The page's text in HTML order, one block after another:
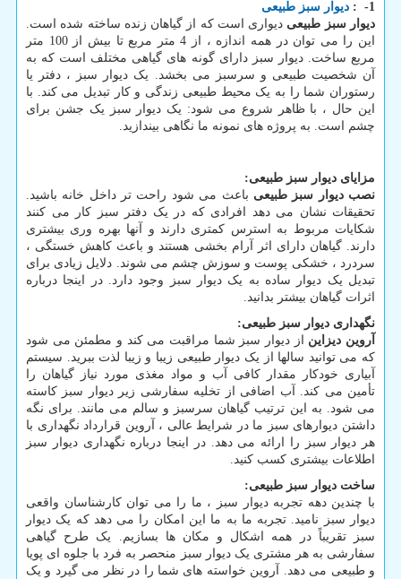
1
- دیوار سبز طبیعی :
دیوار سبز طبیعی دیواری است که از گیاهان زنده ساخته شده است.
این را می توان در همه اندازه ، از 4 متر مربع تا بیش از 100 متر
مربع ساخت. دیوار سبز دارای گونه های گیاهی مختلف است که به
آن شخصیت طبیعی و سرسبز می بخشد. یک دیوار سبز ، دفتر یا
رستوران شما را به یک محیط طبیعی زندگی و کار تبدیل می کند. با
این حال ، با ظاهر شروع می شود: یک دیوار سبز یک جشن برای
چشم است. به پروژه های نمونه ما نگاهی بیندازید.
مزایای دیوار سبز طبیعی:
نصب دیوار سبز طبیعی باعث می شود راحت تر داخل خانه باشید.
تحقیقات نشان می دهد افرادی که در یک دفتر سبز کار می کنند
شکایات مربوط به استرس کمتری دارند و آنها بهره وری بیشتری
دارند. گیاهان دارای اثر آرام بخشی هستند و باعث کاهش خستگی ،
سردرد ، خشکی پوست و سوزش چشم می شوند. دلایل زیادی برای
تبدیل یک دیوار ساده به یک دیوار سبز وجود دارد. در اینجا درباره
اثرات گیاهان بیشتر بدانید.
نگهداری دیوار سبز طبیعی:
آروین دیزاین از دیوار سبز شما مراقبت می کند و مطمئن می شود
که می توانید سالها از یک دیوار طبیعی زیبا و زیبا لذت ببرید. سیستم
آبیاری خودکار مقدار کافی آب و مواد مغذی مورد نیاز گیاهان را
تأمین می کند. آب اضافی از تخلیه سفارشی زیر دیوار سبز کاسته
می شود. به این ترتیب گیاهان سرسبز و سالم می مانند. برای نگه
داشتن دیوارهای سبز ما در شرایط عالی ، آروین قرارداد نگهداری با
هر دیوار سبز را ارائه می دهد. در اینجا درباره نگهداری دیوار سبز
اطلاعات بیشتری کسب کنید.
ساخت دیوار سبز طبیعی:
با چندین دهه تجربه دیوار سبز ، ما را می توان کارشناسان واقعی
دیوار سبز نامید. تجربه ما به ما این امکان را می دهد که یک دیوار
سبز تقریباً در همه اشکال و مکان ها بسازیم. یک طرح گیاهی
سفارشی به هر مشتری یک دیوار سبز منحصر به فرد با جلوه ای پویا
و طبیعی می دهد. آروین خواسته های شما را در نظر می گیرد و یک